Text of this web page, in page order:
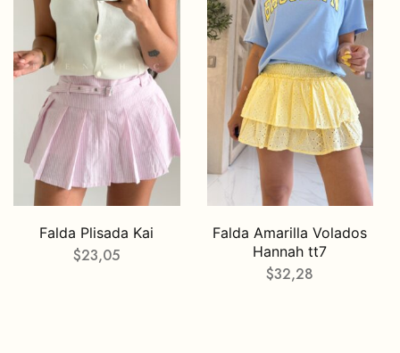
Falda Plisada Kai
$23,05
Falda Amarilla Volados
Hannah tt7
$32,28